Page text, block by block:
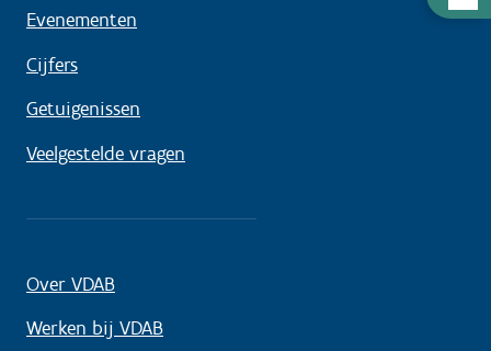
Evenementen
Cijfers
Getuigenissen
Veelgestelde vragen
Over VDAB
Werken bij VDAB